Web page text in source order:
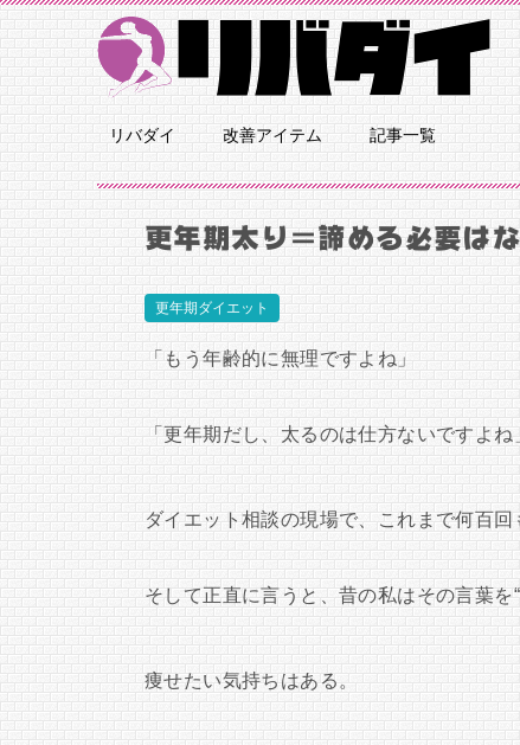
リバダイ 改善アイテム 記事一覧
更年期太り＝諦める必要は
更年期ダイエット
「もう年齢的に無理ですよね」
「更年期だし、太るのは仕方ないですよね
ダイエット相談の現場で、これまで何百回
そして正直に言うと、昔の私はその言葉を
痩せたい気持ちはある。